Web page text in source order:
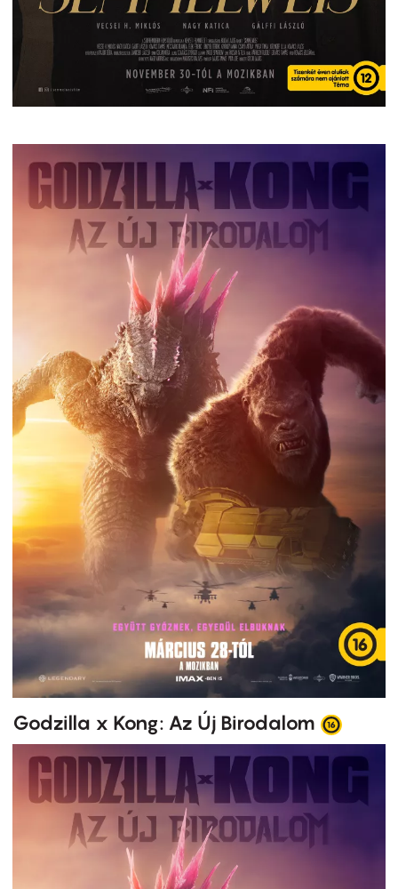
Godzilla x Kong: Az Új Birodalom